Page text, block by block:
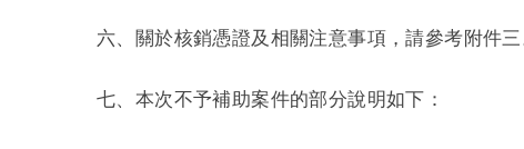
六、關於核銷憑證及相關注意事項，請參考附件三
七、本次不予補助案件的部分說明如下：